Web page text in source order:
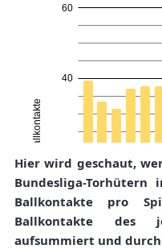
Hier wird geschaut,
Bundesliga-
Ballkontakte pro
Ballkontakte des
aufsummiert und